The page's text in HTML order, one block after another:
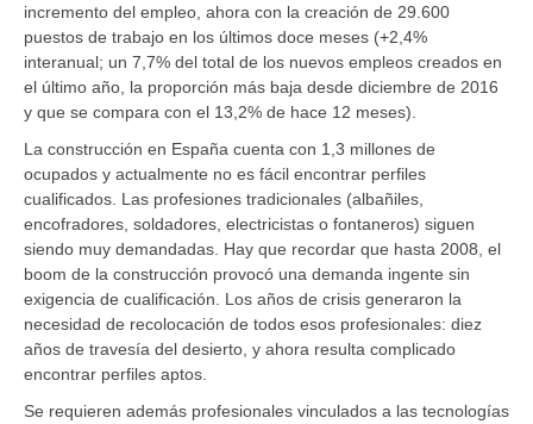
incremento del empleo, ahora con la creación de 29.600
puestos de trabajo en los últimos doce meses (+2,4%
interanual; un 7,7% del total de los nuevos empleos creados en
el último año, la proporción más baja desde diciembre de 2016
y que se compara con el 13,2% de hace 12 meses).
La construcción en España cuenta con 1,3 millones de
ocupados y actualmente no es fácil encontrar perfiles
cualificados. Las profesiones tradicionales (albañiles,
encofradores, soldadores, electricistas o fontaneros) siguen
siendo muy demandadas. Hay que recordar que hasta 2008, el
boom de la construcción provocó una demanda ingente sin
exigencia de cualificación. Los años de crisis generaron la
necesidad de recolocación de todos esos profesionales: diez
años de travesía del desierto, y ahora resulta complicado
encontrar perfiles aptos.
Se requieren además profesionales vinculados a las tecnologías